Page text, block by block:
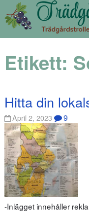
Etikett:
Hitta din
April 2, 2023 9
-Inlägget innehåller